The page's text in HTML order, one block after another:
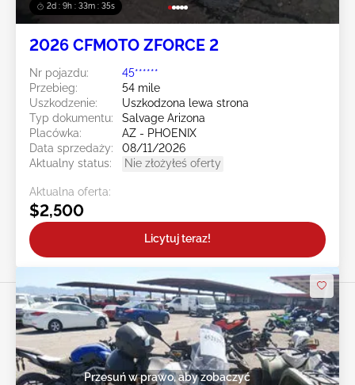
2d : 9h : 33m : 34s
2026 CFMOTO ZFORCE 2
Nr pojazdu:
45******
Przebieg:
54 mile
Uszkodzenie:
Uszkodzona lewa strona
Typ dokumentu:
Salvage Arizona
Placówka:
AZ - PHOENIX
Data sprzedaży:
08/11/2026
Aktualny status:
Nie złożyłeś oferty
Aktualna oferta:
$2,500
Licytuj teraz!
Przesuń w prawo, aby zobaczyć